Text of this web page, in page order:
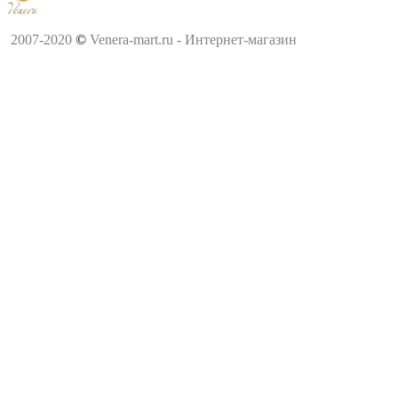
2007-2020 © Venera-mart.ru - Интернет-магазин